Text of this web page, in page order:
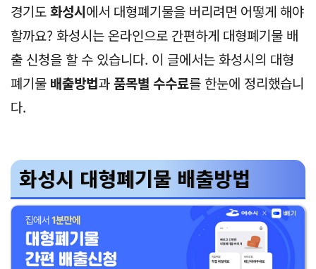
경기도화성시에서 대형폐기물을 버리려면 어떻게 해야
할까요? 화성시는 온라인으로 간편하게 대형폐기물 배
출 신청을 할 수 있습니다. 이 글에서는 화성시의 대형
폐기물 배출방법과품목별 수수료를 한눈에 정리했습니
다.
화성시 대형폐기물 배출방법